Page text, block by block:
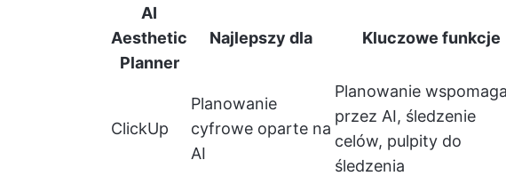
AI
Aesthetic
Planner
Najlepszy dla Kluczowe funkcje
ClickUp
Planowanie
cyfrowe oparte na
AI
Planowanie
przez AI, śledzenie
celów, pulpity do
śledzenia